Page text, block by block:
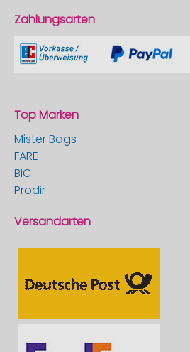
Zahlungsarten
Top Marken
Mister Bags
FARE
BIC
Prodir
Versandarten